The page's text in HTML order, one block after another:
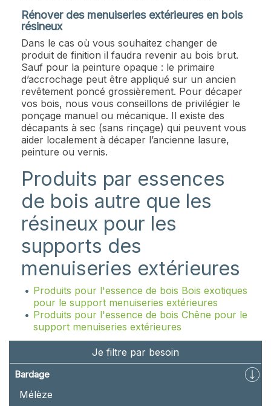
Je filtre par besoin
Bardage
Mélèze
Rénover des menuiseries extérieures en bois
résineux
Dans le cas où vous souhaitez changer de
produit de finition il faudra revenir au bois brut.
Sauf pour la peinture opaque : le primaire
d’accrochage peut être appliqué sur un ancien
revêtement poncé grossièrement. Pour décaper
vos bois, nous vous conseillons de privilégier le
ponçage manuel ou mécanique. Il existe des
décapants à sec (sans rinçage) qui peuvent vous
aider localement à décaper l’ancienne lasure,
peinture ou vernis.
Produits par essences
de bois autre que les
résineux pour les
supports des
menuiseries extérieures
Produits pour l'essence de bois Bois exotiques
pour le support menuiseries extérieures
Produits pour l'essence de bois Chêne pour le
support menuiseries extérieures